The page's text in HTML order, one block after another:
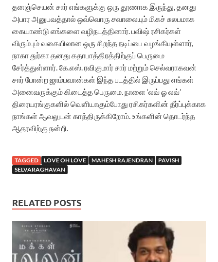
தனஞ்செயன் சார் எங்களுக்கு ஒரு தூணாக இருந்து, தனது
அபார அனுபவத்தால் ஒவ்வொரு சவாலையும் மிகச் சுலபமாக
கையாண்டு எங்களை வழிநடத்தினார். பவிஷ் ரசிகர்கள்
விரும்பும் வகையிலான ஒரு சிறந்த நடிப்பை வழங்கியுள்ளார்,
நாகா துர்கா தனது கதாபாத்திரத்திற்குப் பெருமை
சேர்த்துள்ளார். கே.எஸ். ரவிகுமார் சார் மற்றும் செல்வராகவன்
சார் போன்ற ஜாம்பவான்கள் இந்த படத்தில் இருப்பது எங்கள்
அனைவருக்கும் கிடைத்த பெருமை. நாளை ‘லவ் ஓ லவ்’
திரையரங்குகளில் வெளியாகும்போது ரசிகர்களின் தீர்ப்புக்காக
நாங்கள் ஆவலுடன் காத்திருக்கிறோம். உங்களின் தொடர்ந்த
ஆதரவிற்கு நன்றி.
TAGGED LOVE OH LOVE MAHESH RAJENDRAN
PAVISH
SELVARAGHAVAN
RELATED POSTS